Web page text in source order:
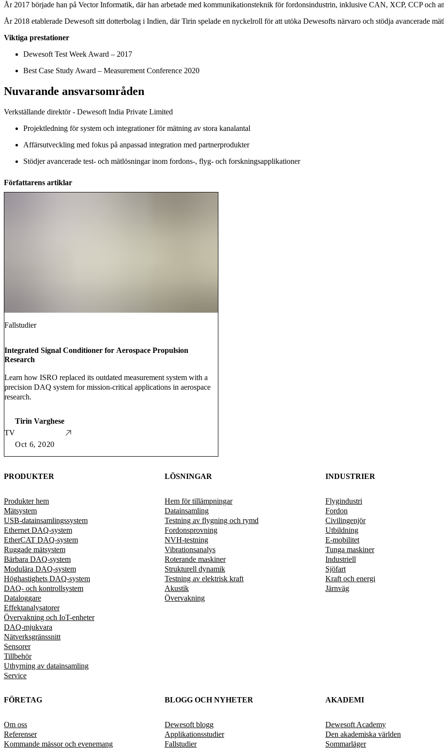
År 2017 började han på Vector Informatik, där han arbetade med kommunikationsteknik för fordonsindustrin, inklusive CAN, XCP, CCP och
År 2018 etablerade Dewesoft sitt dotterbolag i Indien, där Tirin spelade en nyckelroll för att utöka Dewesofts närvaro och stödja avancerade
Viktiga prestationer
Dewesoft Test Week Award – 2017
Best Case Study Award – Measurement Conference 2020
Nuvarande ansvarsområden
Verkställande direktör - Dewesoft India Private Limited
Projektledning för system och integrationer för mätning av stora kanalantal
Affärsutveckling med fokus på anpassad integration med partnerprodukter
Stödjer avancerade test- och mätlösningar inom fordons-, flyg- och forskningsapplikationer
Författarens artiklar
Fallstudier
Integrated Signal Conditioner for Aerospace Propulsion
Research
Learn how ISRO replaced its outdated measurement system with a
precision DAQ system for mission-critical applications in aerospace
research.
TV
Tirin Varghese
Oct 6, 2020
PRODUKTER
Produkter hem
Mätsystem
USB-datainsamlingssystem
Ethernet DAQ-system
EtherCAT DAQ-system
Ruggade mätsystem
Bärbara DAQ-system
Modulära DAQ-system
Höghastighets DAQ-system
DAQ- och kontrollsystem
Dataloggare
Effektanalysatorer
Övervakning och IoT-enheter
DAQ-mjukvara
Nätverksgränssnitt
Sensorer
Tillbehör
Uthyrning av datainsamling
Service
LÖSNINGAR
Hem för tillämpningar
Datainsamling
Testning av flygning och rymd
Fordonsprovning
NVH-testning
Vibrationsanalys
Roterande maskiner
Strukturell dynamik
Testning av elektrisk kraft
Akustik
Övervakning
INDUSTRIER
Flygindustri
Fordon
Civilingenjör
Utbildning
E-mobilitet
Tunga maskiner
Industriell
Sjöfart
Kraft och energi
Järnväg
FÖRETAG
Om oss
Referenser
Kommande mässor och evenemang
BLOGG OCH NYHETER
Dewesoft blogg
Applikationsstudier
Fallstudier
AKADEMI
Dewesoft Academy
Den akademiska världen
Sommarläger